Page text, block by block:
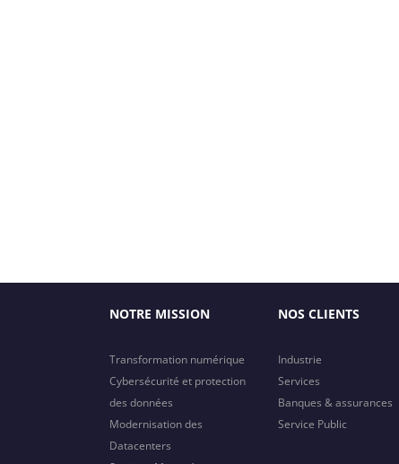
NOTRE MISSION
Transformation numérique
Cybersécurité et protection
des données
Modernisation des
Datacenters
NOS CLIENTS
Industrie
Services
Banques & assurances
Service Public